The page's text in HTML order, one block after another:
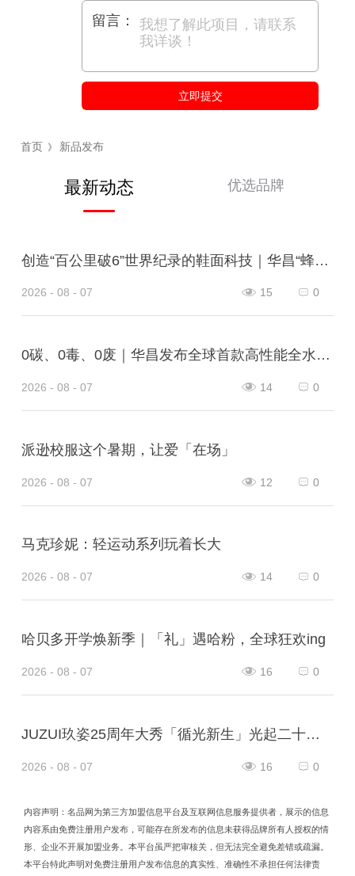
留言：
立即提交
首页 》 新品发布
最新动态 优选品牌
创造“百公里破6”世界纪录的鞋面科技｜华昌“蜂鸟翼网纱”定义极致轻量
2026 - 08 - 07 0
15
0碳、0毒、0废｜华昌发布全球首款高性能全水性鞋革“三零生态皮”
2026 - 08 - 07 0
14
派逊校服这个暑期，让爱「在场」
2026 - 08 - 07 0
12
马克珍妮：轻运动系列玩着长大
2026 - 08 - 07 0
14
哈贝多开学焕新季｜「礼」遇哈粉，全球狂欢ing
2026 - 08 - 07 0
16
JUZUI玖姿25周年大秀「循光新生」光起二十五载，共启新生优雅
2026 - 08 - 07 0
16
内容声明：名品网为第三方加盟信息平台及互联网信息服务提供者，展示的信息
内容系由免费注册用户发布，可能存在所发布的信息未获得品牌所有人授权的情
形、企业不开展加盟业务。本平台虽严把审核关，但无法完全避免差错或疏漏。
本平台特此声明对免费注册用户发布信息的真实性、准确性不承担任何法律责